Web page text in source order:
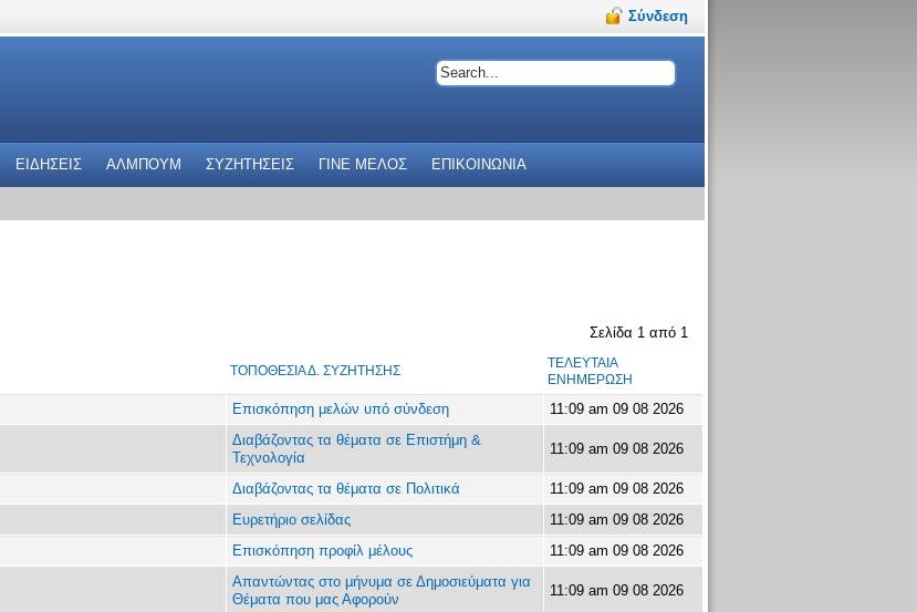
Σύνδεση
ΕΙΔΗΣΕΙΣ ΑΛΜΠΟΥΜ ΣΥΖΗΤΗΣΕΙΣ ΓΙΝΕ ΜΕΛΟΣ ΕΠΙΚΟΙΝΩΝΙΑ
Σελίδα 1από 1
ΤΟΠΟΘΕΣΊΑ Δ. ΣΥΖΉΤΗΣΗΣ
ΤΕΛΕΥΤΑΊΑ
ΕΝΗΜΈΡΩΣΗ
Επισκόπηση μελών υπό σύνδεση 11:09 am 09 08 2026
Διαβάζοντας τα θέματα σε Επιστήμη &
Τεχνολογία
11:09 am 09 08 2026
Διαβάζοντας τα θέματα σε Πολιτικά
11:09 am 09 08 2026
Ευρετήριο σελίδας
11:09 am 09 08 2026
Επισκόπηση προφίλ μέλους 11:09 am 09 08 2026
Απαντώντας στο μήνυμα σε Δημοσιεύματα για
Θέματα που μας Αφορούν
11:09 am 09 08 2026